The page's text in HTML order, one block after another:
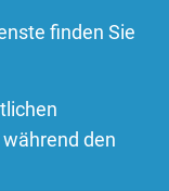
finden Sie
den